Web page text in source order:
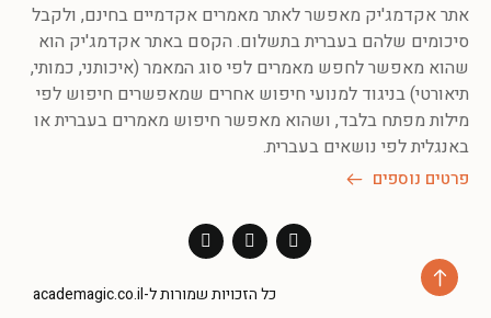
אתר אקדמג'יק מאפשר לאתר מאמרים אקדמיים בחינם, ולקבל
סיכומים שלהם בעברית בתשלום. הקסם באתר אקדמג'יק הוא
שהוא מאפשר לחפש מאמרים לפי סוג המאמר (איכותני, כמותי,
תיאורטי) בניגוד למנועי חיפוש אחרים שמאפשרים חיפוש לפי
מילות מפתח בלבד, ושהוא מאפשר חיפוש מאמרים בעברית או
באנגלית לפי נושאים בעברית.
פרטים נוספים
כל הזכויות שמורות ל-academagic.co.il